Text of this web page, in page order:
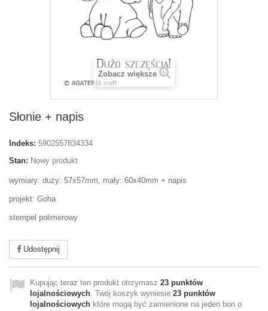
Zobacz większe
Słonie + napis
Indeks: 5902557834334
Stan: Nowy produkt
wymiary: duży: 57x57mm, mały: 60x40mm + napis
projekt: Goha
stempel polimerowy
Udostępnij
Kupując teraz ten produkt otrzymasz 23 punktów
lojalnościowych. Twój koszyk wyniesie 23 punktów
lojalnościowych które mogą być zamienione na jeden bon o